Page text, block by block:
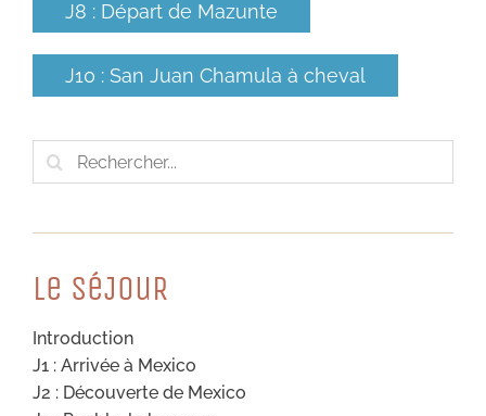
J8 : Départ de Mazunte
J10 : San Juan Chamula à cheval
Rechercher:
Le SéJouR
Introduction
J1 : Arrivée à Mexico
J2 : Découverte de Mexico